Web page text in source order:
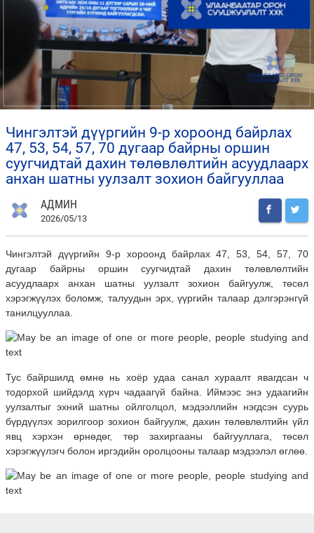
чингэлтэй дүүргийн 9-р хороонд байрлах
47, 53, 54, 57, 70 дугаар байрны оршин
суугчидтай дахин төлөвлөлтийн асуудлаарх
анхан шатны уулзалт зохион байгууллаа
АДМИН
2026/05/13
Чингэлтэй дүүргийн 9-р хороонд байрлах 47, 53, 54, 57, 70
дугаар байрны оршин суугчидтай дахин төлөвлөлтийн
асуудлаарх анхан шатны уулзалт зохион байгуулж, төсөл
хэрэгжүүлэх боломж, талуудын эрх, үүргийн талаар дэлгэрэнгүй
танилцууллаа.
Тус байршилд өмнө нь хоёр удаа санал хураалт явагдсан ч
тодорхой шийдэлд хүрч чадаагүй байна. Иймээс энэ удаагийн
уулзалтыг эхний шатны ойлголцол, мэдээллийн нэгдсэн суурь
бүрдүүлэх зорилгоор зохион байгуулж, дахин төлөвлөлтийн үйл
явц хэрхэн өрнөдөг, төр захиргааны байгууллага, төсөл
хэрэгжүүлэгч болон иргэдийн оролцооны талаар мэдээлэл өглөө.